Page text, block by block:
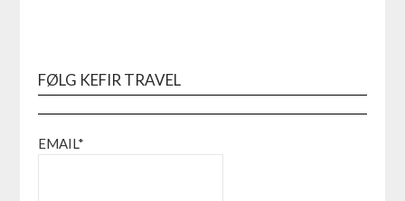
FØLG KEFIR TRAVEL
EMAIL*